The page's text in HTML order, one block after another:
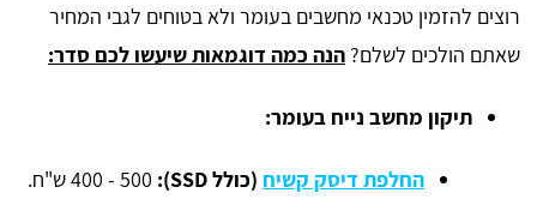
רוצים להזמין טכנאי מחשבים בעומר ולא בטוחים לגבי המחיר
שאתם הולכים לשלם? הנה כמה דוגמאות שיעשו לכם סדר:
תיקון מחשב נייח בעומר:
החלפת דיסק קשיח (כולל SSD): 400 - 500 ש"ח.